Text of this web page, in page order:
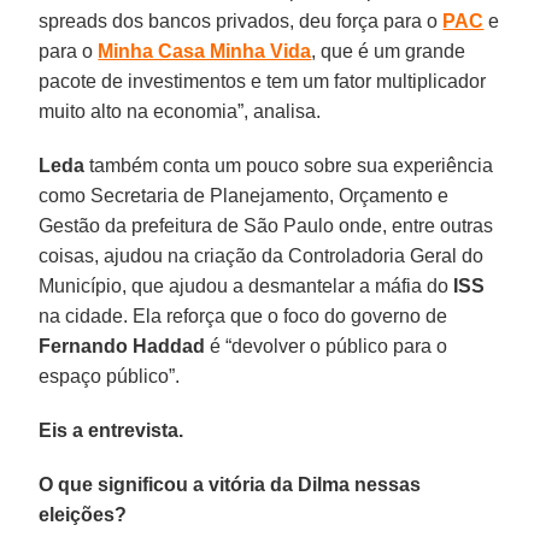
spreads dos bancos privados, deu for­ça para o PAC e
para o Minha Casa Mi­nha Vida, que é um grande
pacote de in­vestimentos e tem um fator multiplica­dor
muito alto na economia”, analisa.
Leda também conta um pouco sobre sua experiência
como Secretaria de Pla­nejamento, Orçamento e
Gestão da pre­feitura de São Paulo onde, entre outras
coisas, ajudou na criação da Controla­doria Geral do
Município, que ajudou a desmantelar a máfia do ISS
na cidade. Ela reforça que o foco do governo de
Fernando Haddad é “devolver o pú­blico para o
espaço público”.
Eis a entrevista.
O que significou a vitória da Dilma nessas
eleições?